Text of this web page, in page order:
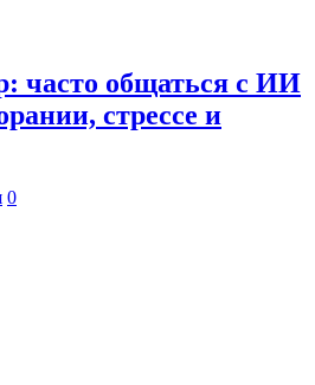
часто общаться с ИИ
стрессе и
0